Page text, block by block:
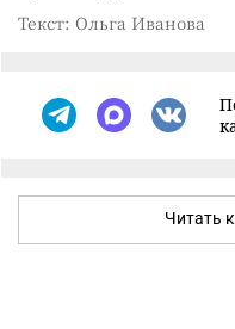
Текст: Ольга Иванова
Читать